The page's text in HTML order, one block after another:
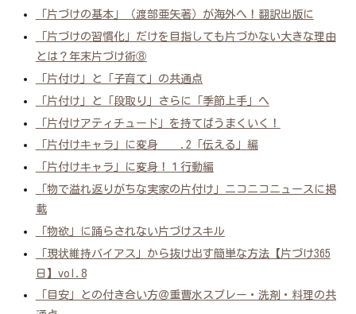
「片づけの基本」（渡部亜矢著）が海外へ！翻訳出版に
「片づけの習慣化」だけを目指しても片づかない大きな理由
とは？年末片づけ術⑧
「片付け」と「子育て」の共通点
「片付け」と「段取り」さらに「季節上手」へ
「片付けアティチュード」を持てばうまくいく！
「片付けキャラ」に変身 .2「伝える」編
「片付けキャラ」に変身！１行動編
「物で溢れ返りがちな実家の片付け」ニコニコニュースに掲
載
「物欲」に踊らされない片づけスキル
「現状維持バイアス」から抜け出す簡単な方法【片づけ365
日】vol.8
「目安」との付き合い方＠重曹水スプレー・洗剤・料理の共